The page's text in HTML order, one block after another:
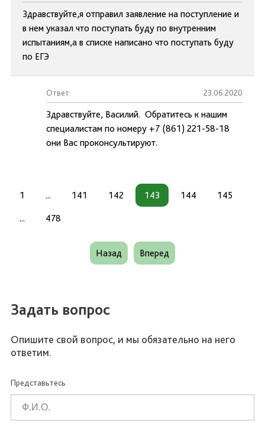
Здравствуйте,я отправил заявление на поступление и
в нем указал что поступать буду по внутренним
испытаниям,а в списке написано что поступать буду
по ЕГЭ
Ответ: 23.06.2020
Здравствуйте, Василий. Обратитесь к нашим
специалистам по номеру +7 (861) 221-58-18
они Вас проконсультируют.
1 ... 141 142 143 144 145
... 478
Назад Вперед
Задать вопрос
Опишите свой вопрос, и мы обязательно на него
ответим.
Представьтесь